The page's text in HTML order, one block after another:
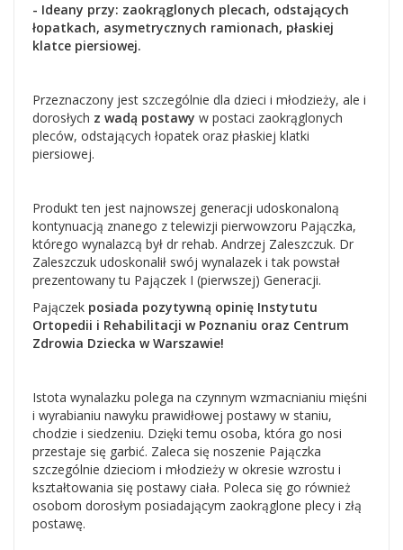
- Ideany przy: zaokrąglonych plecach, odstających
łopatkach, asymetrycznych ramionach, płaskiej
klatce piersiowej.
Przeznaczony jest szczególnie dla dzieci i młodzieży, ale i
dorosłych z wadą postawy w postaci zaokrąglonych
pleców, odstających łopatek oraz płaskiej klatki
piersiowej.
Produkt ten jest najnowszej generacji udoskonaloną
kontynuacją znanego z telewizji pierwowzoru Pajączka,
którego wynalazcą był dr rehab. Andrzej Zaleszczuk. Dr
Zaleszczuk udoskonalił swój wynalazek i tak powstał
prezentowany tu Pajączek I (pierwszej) Generacji.
Pajączek posiada pozytywną opinię Instytutu
Ortopedii i Rehabilitacji w Poznaniu oraz Centrum
Zdrowia Dziecka w Warszawie!
Istota wynalazku polega na czynnym wzmacnianiu mięśni
i wyrabianiu nawyku prawidłowej postawy w staniu,
chodzie i siedzeniu. Dzięki temu osoba, która go nosi
przestaje się garbić. Zaleca się noszenie Pajączka
szczególnie dzieciom i młodzieży w okresie wzrostu i
kształtowania się postawy ciała. Poleca się go również
osobom dorosłym posiadającym zaokrąglone plecy i złą
postawę.